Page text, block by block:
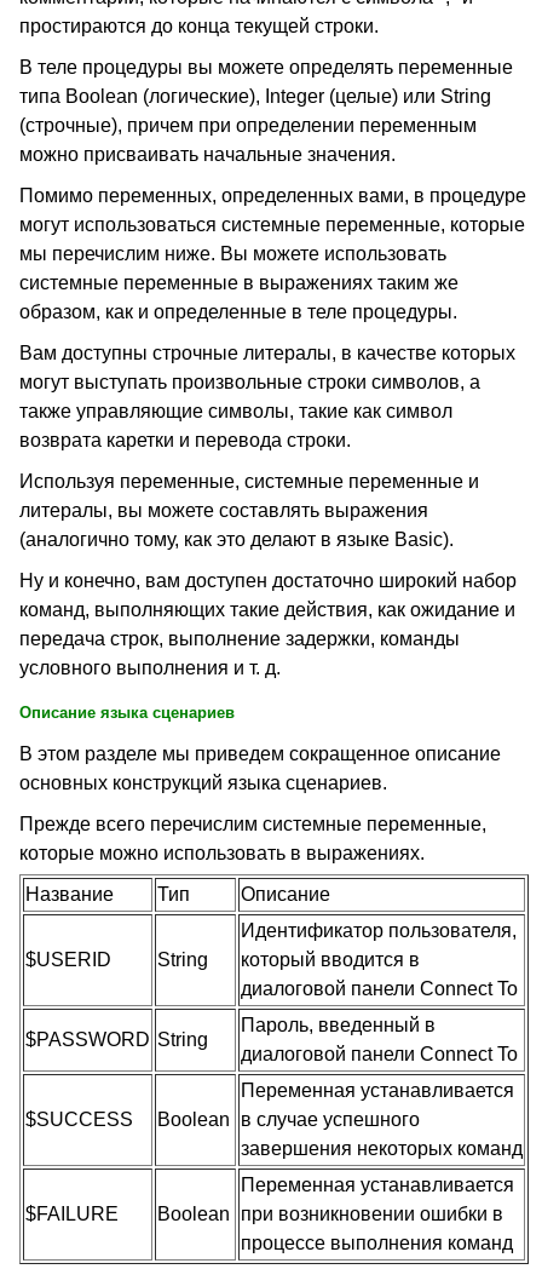
простираются до конца текущей строки.
В теле процедуры вы можете определять переменные
типа Boolean (логические), Integer (целые) или String
(строчные), причем при определении переменным
можно присваивать начальные значения.
Помимо переменных, определенных вами, в процедуре
могут использоваться системные переменные, которые
мы перечислим ниже. Вы можете использовать
системные переменные в выражениях таким же
образом, как и определенные в теле процедуры.
Вам доступны строчные литералы, в качестве которых
могут выступать произвольные строки символов, а
также управляющие символы, такие как символ
возврата каретки и перевода строки.
Используя переменные, системные переменные и
литералы, вы можете составлять выражения
(аналогично тому, как это делают в языке Basic).
Ну и конечно, вам доступен достаточно широкий набор
команд, выполняющих такие действия, как ожидание и
передача строк, выполнение задержки, команды
условного выполнения и т. д.
Описание языка сценариев
В этом разделе мы приведем сокращенное описание
основных конструкций языка сценариев.
Прежде всего перечислим системные переменные,
которые можно использовать в выражениях.
Название
Тип Описание
$USERID String
Идентификатор пользователя,
который вводится в
диалоговой панели Connect To
$PASSWORD String
Пароль, введенный в
диалоговой панели Connect To
$SUCCESS Boolean
Переменная устанавливается
в случае успешного
завершения некоторых команд
$FAILURE Boolean
Переменная устанавливается
при возникновении ошибки в
процессе выполнения команд